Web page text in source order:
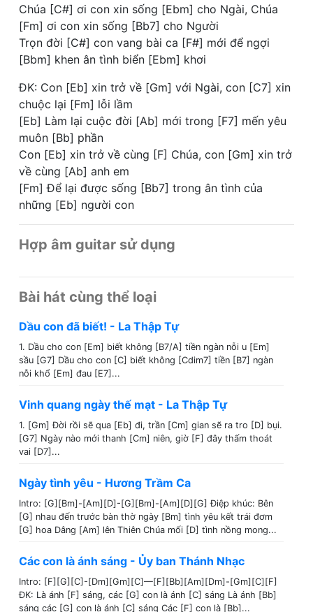
Chúa [C#] ơi con xin sống [Ebm] cho Ngài, Chúa
[Fm] ơi con xin sống [Bb7] cho Người
Trọn đời [C#] con vang bài ca [F#] mới để ngợi
[Bbm] khen ân tình biển [Ebm] khơi
ĐK: Con [Eb] xin trở về [Gm] với Ngài, con [C7] xin
chuộc lại [Fm] lỗi lầm
[Eb] Làm lại cuộc đời [Ab] mới trong [F7] mến yêu
muôn [Bb] phần
Con [Eb] xin trở về cùng [F] Chúa, con [Gm] xin trở
về cùng [Ab] anh em
[Fm] Để lại được sống [Bb7] trong ân tình của
những [Eb] người con
Hợp âm guitar sử dụng
Bài hát cùng thể loại
Dầu con đã biết! - La Thập Tự
1. Dầu cho con [Em] biết không [B7/A] tiền ngàn nỗi u [Em]
sầu [G7] Dầu cho con [C] biết không [Cdim7] tiền [B7] ngàn
nỗi khổ [Em] đau [E7]...
Vinh quang ngày thế mạt - La Thập Tự
1. [Gm] Đời rồi sẽ qua [Eb] đi, trần [Cm] gian sẽ ra tro [D] bụi.
[G7] Ngày nào mới thanh [Cm] niên, giờ [F] đây thấm thoát
vai [D7]...
Ngày tình yêu - Hương Trầm Ca
Intro: [G][Bm]-[Am][D]-[G][Bm]-[Am][D][G] Điệp khúc: Bên
[G] nhau đến trước bàn thờ ngày [Bm] tình yêu kết trái đơm
[G] hoa Dâng [Am] lên Thiên Chúa mối [D] tình nồng mong...
Các con là ánh sáng - Ủy ban Thánh Nhạc
Intro: [F][G][C]-[Dm][Gm][C]—[F][Bb][Am][Dm]-[Gm][C][F]
ĐK: Là ánh [F] sáng, các [G] con là ánh [C] sáng Là ánh [Bb]
sáng các [G] con là ánh [C] sáng Các [F] con là [Bb]...